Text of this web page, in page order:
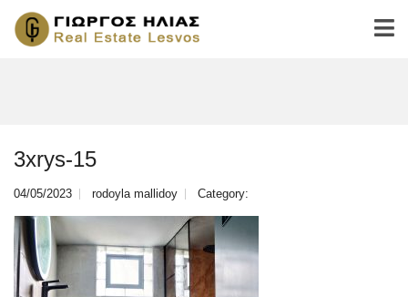
3xrys-15
04/05/2023 rodoyla mallidoy Category: